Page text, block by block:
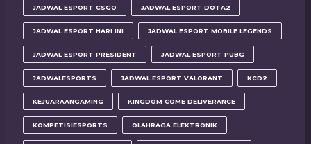
JADWAL ESPORT CSGO JADWAL ESPORT DOTA2
JADWAL ESPORT HARI INI JADWAL ESPORT MOBILE LEGENDS
JADWAL ESPORT PRESIDENT JADWAL ESPORT PUBG
JADWALESPORTS JADWAL ESPORT VALORANT KCD2
KEJUARAANGAMING KINGDOM COME DELIVERANCE
KOMPETISIESPORTS OLAHRAGA ELEKTRONIK